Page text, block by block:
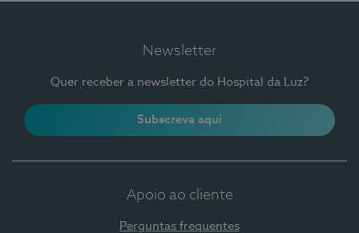
Newsletter
Quer receber a newsletter do Hospital da Luz?
Subscreva aqui
Apoio ao cliente
Perguntas frequentes